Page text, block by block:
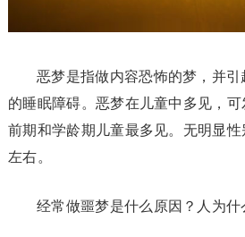
恶梦是指做内容恐怖的梦，并
的睡眠障碍。恶梦在儿童中多见，
前期和学龄期儿童最多见。无明显
左右。
经常做噩梦是什么原因？人为什